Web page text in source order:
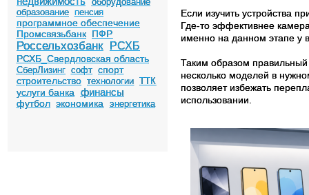
образование пенсия
программное обеспечение
Промсвязьбанк ПФР
Россельхозбанк РСХБ
РСХБ_Свердловская область
СберЛизинг софт спорт
строительство технологии ТТК
услуги банка финансы
футбол экономика энергетика
Если изучить устройства
Где-то эффективнее
именно на данном этапе у
Таким образом
несколько моделей в
позволяет избежать
использовании.